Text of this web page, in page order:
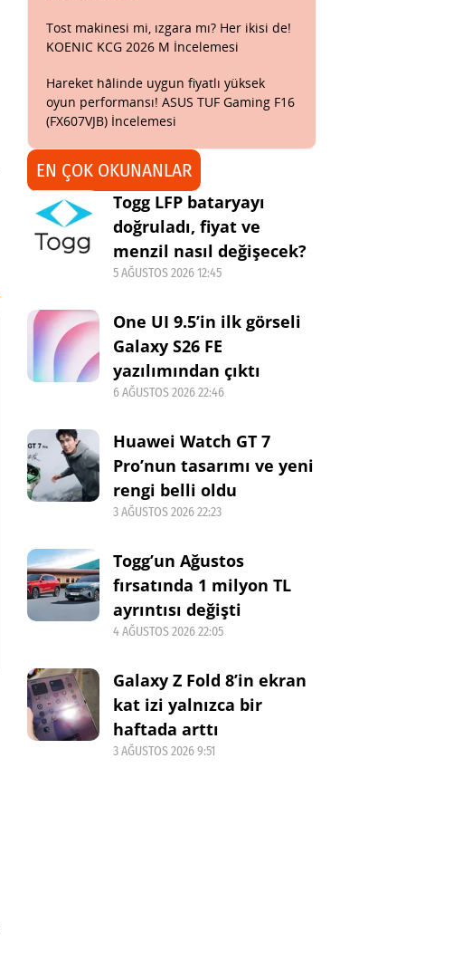
Tost makinesi mi, ızgara mı? Her ikisi de!
KOENIC KCG 2026 M İncelemesi
Hareket hâlinde uygun fiyatlı yüksek
oyun performansı! ASUS TUF Gaming F16
(FX607VJB) İncelemesi
EN ÇOK OKUNANLAR
Togg LFP bataryayı
doğruladı, fiyat ve
menzil nasıl değişecek?
5 AĞUSTOS 2026 12:45
One UI 9.5’in ilk görseli
Galaxy S26 FE
yazılımından çıktı
6 AĞUSTOS 2026 22:46
Huawei Watch GT 7
Pro’nun tasarımı ve yeni
rengi belli oldu
3 AĞUSTOS 2026 22:23
Togg’un Ağustos
fırsatında 1 milyon TL
ayrıntısı değişti
4 AĞUSTOS 2026 22:05
Galaxy Z Fold 8’in ekran
kat izi yalnızca bir
haftada arttı
3 AĞUSTOS 2026 9:51